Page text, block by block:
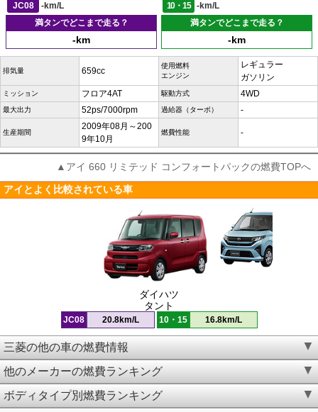
JC08
-km/L 10・15
-km/L
満タンでどこまで走る？
-km
満タンでどこまで走る？
-km
排気量 659cc
使用燃料
エンジン
レギュラー
ガソリン
ミッション フロア4AT 駆動方式 4WD
最大出力 52ps/7000rpm 過給器（ターボ） -
生産期間
2009年08月～200
9年10月
燃費性能 -
▲アイ 660 リミテッド コンフォートパックの燃費TOPへ
アイとよく比較されている車
ダイハツ
タント
JC08 20.8km/L 10・15 16.8km/L
三菱の他の車の燃費情報
他のメーカーの燃費ランキング
ボディタイプ別燃費ランキング